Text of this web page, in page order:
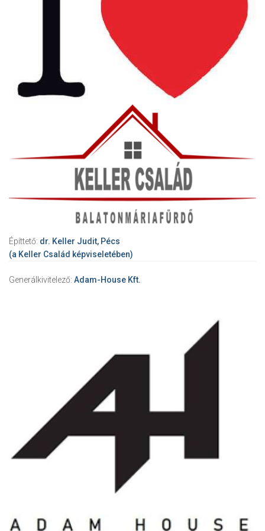
Építtető: dr. Keller Judit, Pécs
(a Keller Család képviseletében)
Generálkivitelező: Adam-House Kft.